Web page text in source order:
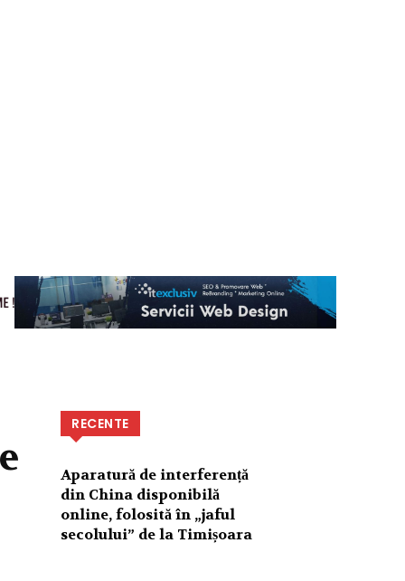
RECENTE
Aparatură de interferență
din China disponibilă
online, folosită în „jaful
secolului” de la Timișoara